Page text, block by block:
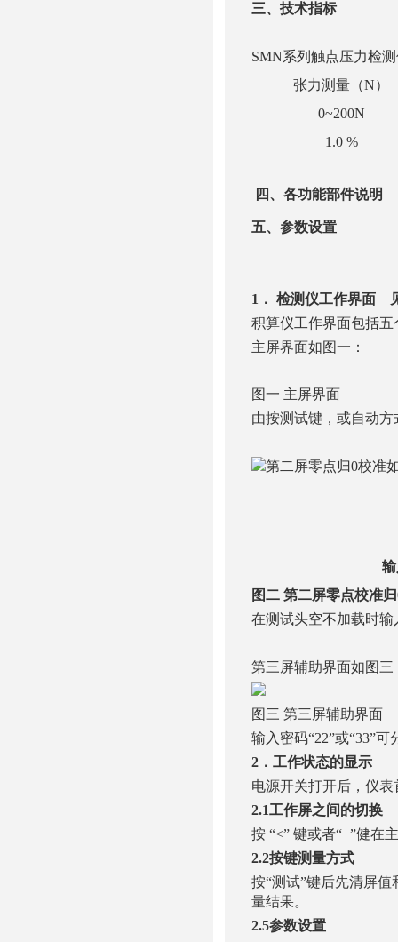
三、技术指标
SMN系列触点压力检
张力测量（N）
0~200N
1.0 %
四、各功能部件说明
五、参数设置
1． 检测仪工作界面
积算仪工作界面包括
主屏界面如图一：
图一 主屏界面
由按测试键，或自动
第二屏零点归0校准
图二 第二屏零点校准
在测试头空不加载时输
第三屏辅助界面如图三
图三 第三屏辅助界面
输入密码“22”或“33”
2．工作状态的显示
电源开关打开后，仪
2.1工作屏之间的切换
按 “<” 键或者“+”健在
2.2按键测量方式
按“测试”键后先清屏
量结果。
2.5参数设置